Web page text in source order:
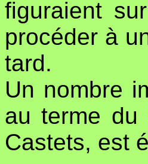
figuraient
procéder à
tard.
Un nombre
au terme
Castets, est